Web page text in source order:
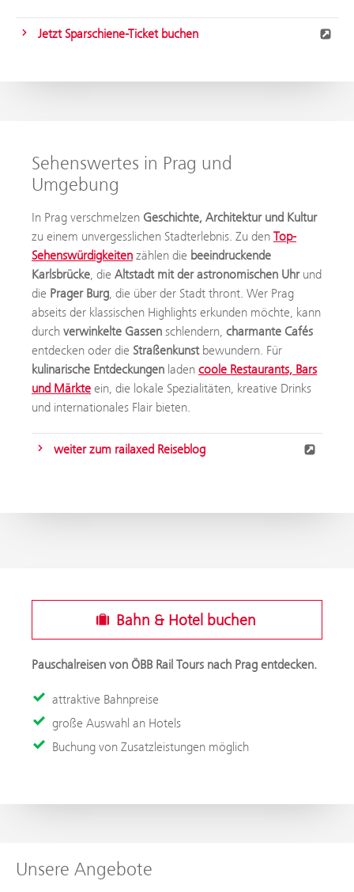
Jetzt Sparschiene-Ticket buchen
Sehenswertes in Prag und
Umgebung
In Prag verschmelzen Geschichte, Architektur und Kultur
zu einem unvergesslichen Stadterlebnis. Zu den Top-
Sehenswürdigkeiten zählen die beeindruckende
Karlsbrücke , die Altstadt mit der astronomischen Uhrund
die Prager Burg , die über der Stadt thront. Wer Prag
abseits der klassischen Highlights erkunden möchte, kann
durch verwinkelte Gassen schlendern, charmante Cafés
entdecken oder die Straßenkunst bewundern. Für
kulinarische Entdeckungen laden coole Restaurants, Bars
und Märkte ein, die lokale Spezialitäten, kreative Drinks
und internationales Flair bieten.
weiter zum railaxed Reiseblog
Bahn & Hotel buchen
Pauschalreisen von ÖBB Rail Tours nach Prag entdecken.
attraktive Bahnpreise
große Auswahl an Hotels
Buchung von Zusatzleistungen möglich
Unsere Angebote